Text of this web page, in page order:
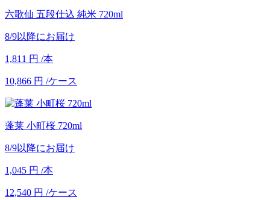
六歌仙 五段仕込 純米 720ml
8/9以降にお届け
1,811 円 /本
10,866 円 /ケース
蓬莱 小町桜 720ml
8/9以降にお届け
1,045 円 /本
12,540 円 /ケース